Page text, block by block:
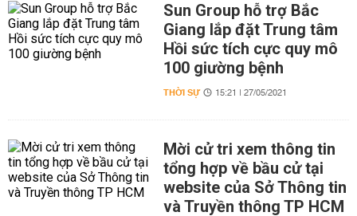
Sun Group hỗ trợ Bắc
Giang lắp đặt Trung tâm
Hồi sức tích cực quy mô
100 giường bệnh
THỜI SỰ 15:21 | 27/05/2021
Mời cử tri xem thông tin
tổng hợp về bầu cử tại
website của Sở Thông tin
và Truyền thông TP HCM